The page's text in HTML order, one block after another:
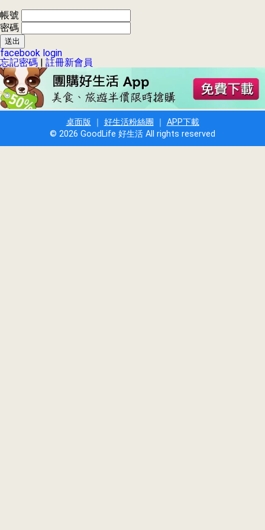
帳號
密碼
facebook login
忘記密碼 | 註冊新會員
桌面版 ｜ 好生活粉絲團 ｜ APP下載
© 2026 GoodLife 好生活 All rights reserved